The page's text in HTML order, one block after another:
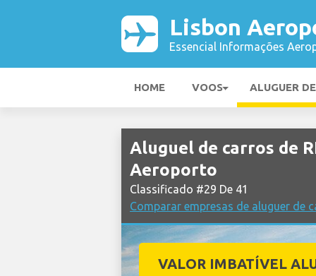
Lisbon
Essencial Informações
HOME VOOS ALUGUER
Aluguel de carros de
Aeroporto
Classificado #29 De 41
Comparar empresas de aluguer de
VALOR IMBATÍVEL